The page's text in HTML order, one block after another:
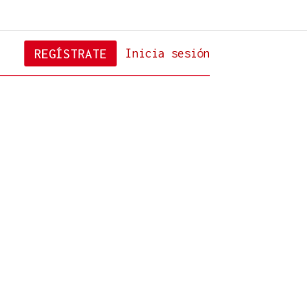
Inicia sesión
REGÍSTRATE